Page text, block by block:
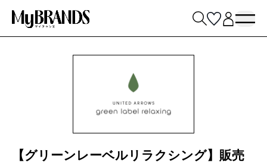
【グリーンレーベルリラクシング】販売